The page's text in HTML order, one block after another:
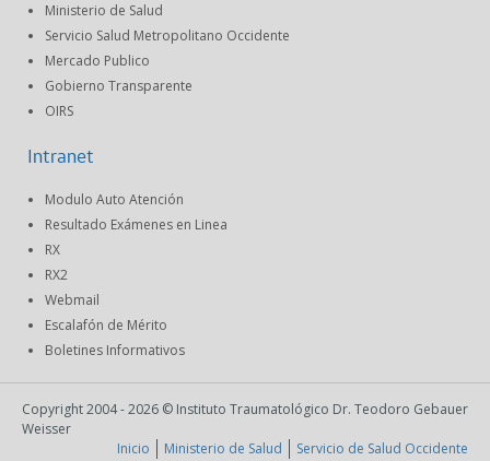
Ministerio de Salud
Servicio Salud Metropolitano Occidente
Mercado Publico
Gobierno Transparente
OIRS
Intranet
Modulo Auto Atención
Resultado Exámenes en Linea
RX
RX2
Webmail
Escalafón de Mérito
Boletines Informativos
Copyright 2004 - 2026 © Instituto Traumatológico Dr. Teodoro Gebauer
Weisser
Inicio
Ministerio de Salud Servicio de Salud Occidente